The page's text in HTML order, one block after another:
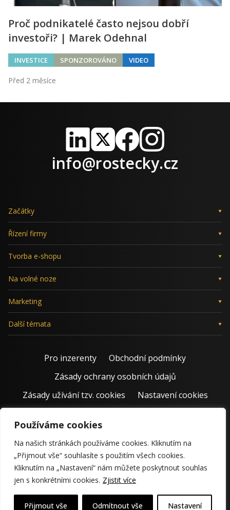
Používáme cookies
Na našich stránkách používáme cookies. Kliknutím na
„Přijmout vše“ souhlasíte s použitím všech cookies.
Kliknutím na „Nastavení“ nám můžete poskytnout souhlas
jen s konkrétními cookies. Zjistit více
Nastavení
Odmítnout vše
Přijmout vše
Proč podnikatelé často nejsou dobří
investoři? | Marek Odehnal
INVESTICE SPONZOROVÁNO VIDEO
Před 2 měsíce
LinkedIn
X FacebookInstagram
info@rostecky.cz
Začátky
Řízení firmy
Tvorba e-shopu
Na volné noze
Marketing
Další témata
Pro inzerenty
Obchodní podmínky
Zásady ochrany osobních údajů
Zásady užívání tzv. cookies
Nastavení cookies
© 2011 – 2026 Jiří Rostecký | Inspiruje české podnikatele už 15
krásných let.